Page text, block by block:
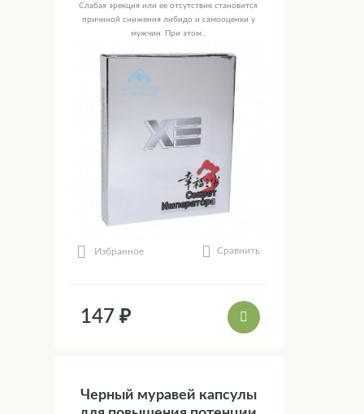
Слабая эрекция или ее отсутствие становится
причиной снижения либидо и самооценки у
мужчин. При этом...
Избранное Сравнить
147 ₽
Черный муравей капсулы